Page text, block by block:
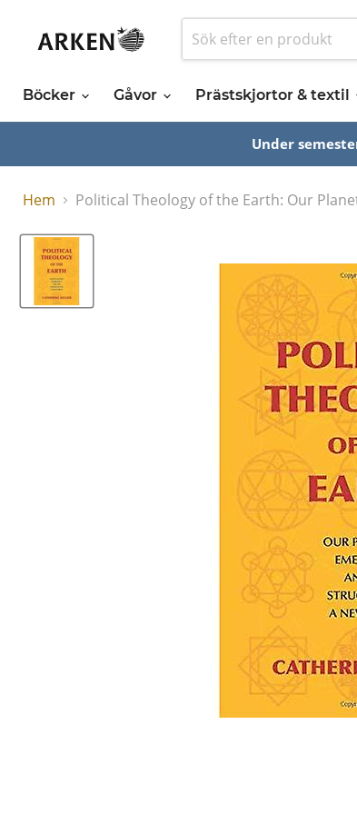
Böcker Gåvor Prästskjortor & textil
Under
Hem Political Theology of the Earth: Our